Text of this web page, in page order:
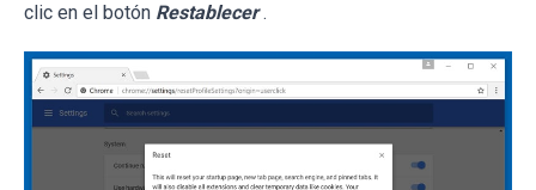
clic en el botón Restablecer .